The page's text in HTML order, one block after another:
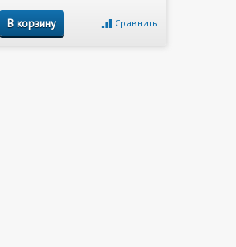
В корзину Сравнить